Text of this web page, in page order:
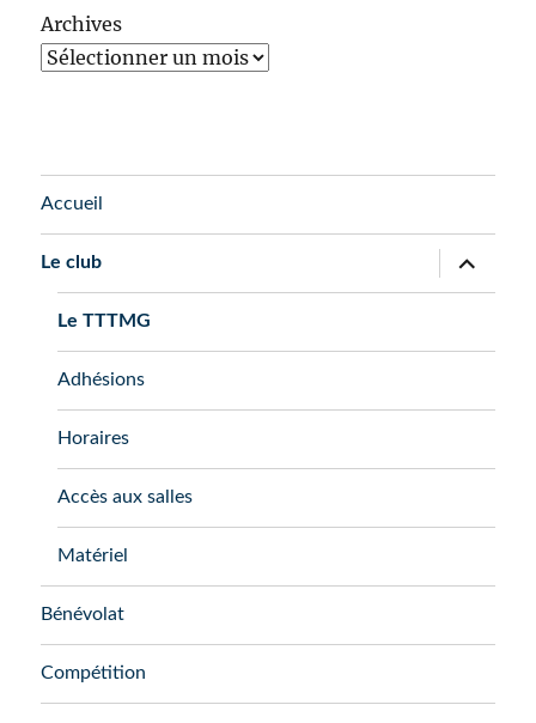
Archives
Accueil
Le club
ouvrir
le
sous-
Le TTTMG
Adhésions
Horaires
Accès aux salles
Matériel
Bénévolat
Compétition